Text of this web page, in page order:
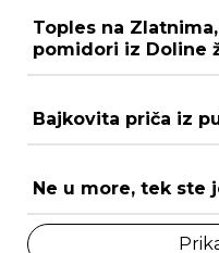
Toples na
pomidori iz Doline
Bajkovita priča iz
Ne u more, tek ste